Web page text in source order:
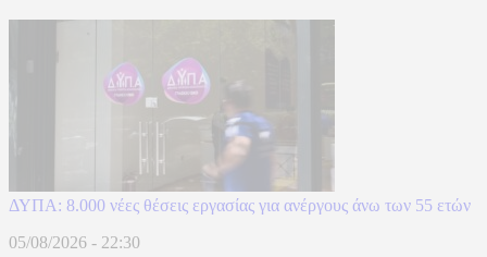
ΔΥΠΑ: 8.000 νέες θέσεις εργασίας για ανέργους άνω των 55 ετών
05/08/2026 - 22:30